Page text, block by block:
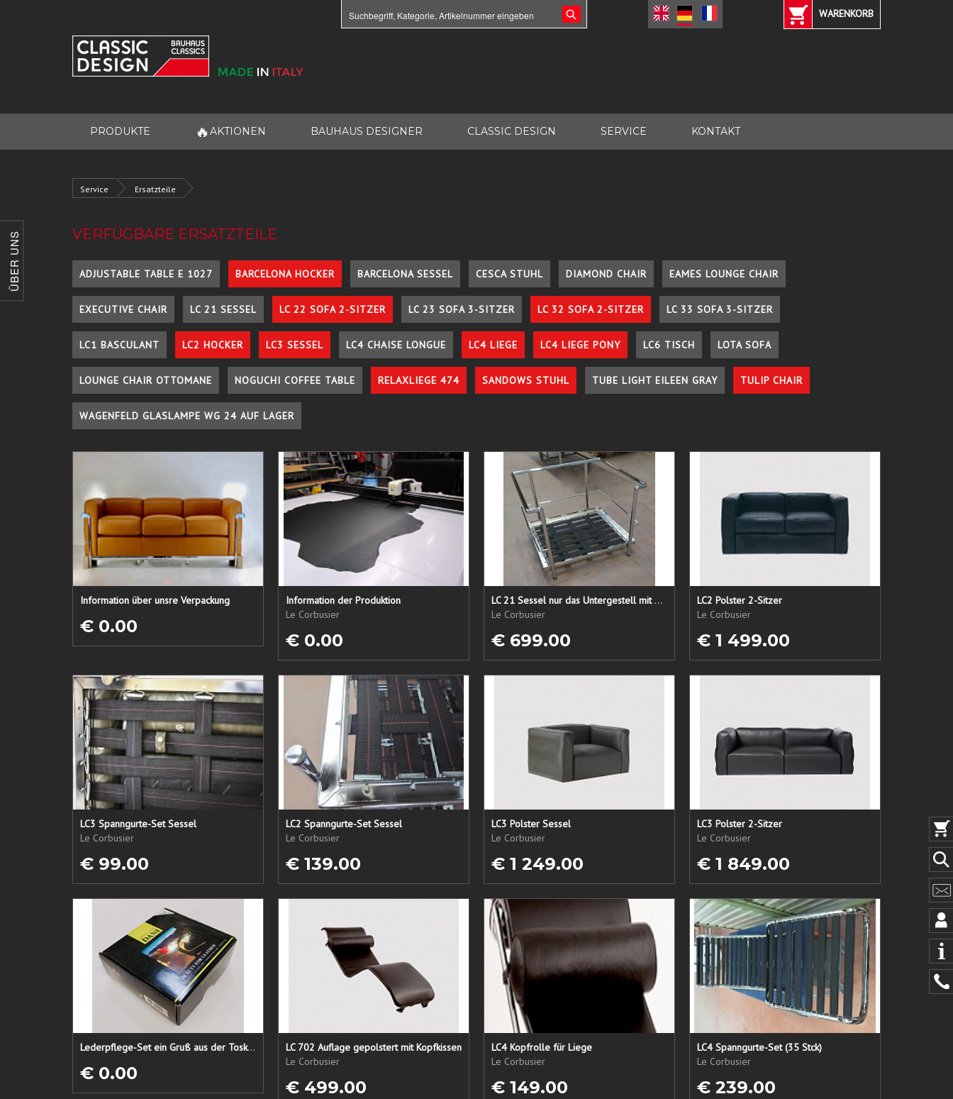
ÜBER UNS
WARENKORB
PRODUKTE 🔥 AKTIONEN BAUHAUS DESIGNER CLASSIC DESIGN SERVICE KONTAKT
Service Ersatzteile
VERFÜGBARE ERSATZTEILE
ADJUSTABLE TABLE E 1027 BARCELONA HOCKER BARCELONA SESSEL CESCA STUHL DIAMOND CHAIR EAMES LOUNGE CHAIR
EXECUTIVE CHAIR LC 21 SESSEL LC 22 SOFA 2-SITZER LC 23 SOFA 3-SITZER LC 32 SOFA 2-SITZER LC 33 SOFA 3-SITZER
LC1 BASCULANT LC2 HOCKER LC3 SESSEL LC4 CHAISE LONGUE LC4 LIEGE LC4 LIEGE PONY LC6 TISCH LOTA SOFA
LOUNGE CHAIR OTTOMANE NOGUCHI COFFEE TABLE RELAXLIEGE 474 SANDOWS STUHL TUBE LIGHT EILEEN GRAY TULIP CHAIR
WAGENFELD GLASLAMPE WG 24 AUF LAGER
Information über unsre Verpackung
€ 0.00
Information der Produktion
Le Corbusier
€ 0.00
LC 21 Sessel nur das Untergestell mit elastischen Straps
Le Corbusier
€ 699.00
LC2 Polster 2-Sitzer
Le Corbusier
€ 1 499.00
LC3 Spanngurte-Set Sessel
Le Corbusier
€ 99.00
LC2 Spanngurte-Set Sessel
Le Corbusier
€ 139.00
LC3 Polster Sessel
Le Corbusier
€ 1 249.00
LC3 Polster 2-Sitzer
Le Corbusier
€ 1 849.00
Lederpflege-Set ein Gruß aus der Toskana...
€ 0.00
LC 702 Auflage gepolstert mit Kopfkissen
Le Corbusier
€ 499.00
LC4 Kopfrolle für Liege
Le Corbusier
€ 149.00
LC4 Spanngurte-Set (35 Stck)
Le Corbusier
€ 239.00